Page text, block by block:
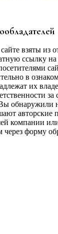
взяты из
ссылку на
в
их
за
обнаружили
авторские
компании
форму